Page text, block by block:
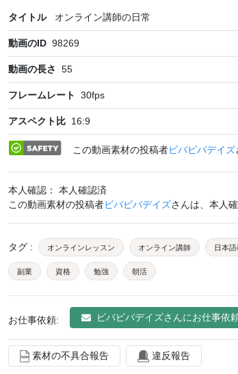
タイトル オンライン講師の日常
動画のID 98269
動画の長さ 55
フレームレート 30fps
アスペクト比 16:9
この動画素材の投稿者ビバビバデイズ
本人確認： 本人確認済
この動画素材の投稿者ビバビバデイズさんは、本人
タグ : オンラインレッスン オンライン講師 日本
副業 資格 勉強 朝活
お仕事依頼: ビバビバデイズさんにお仕事依
素材の不具合報告 違反報告